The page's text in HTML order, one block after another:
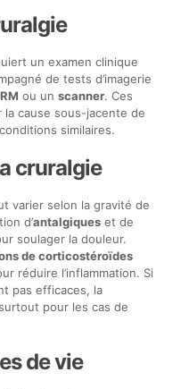
un examen clinique
de tests d’imagerie
ou un scanner. Ces
la cause sous-jacente de
similaires.
cruralgie
varier selon la gravité de
d’antalgiqueset de
soulager la douleur.
de corticostéroïdes
réduire l’inflammation. Si
pas efficaces, la
pour les cas de
de vie